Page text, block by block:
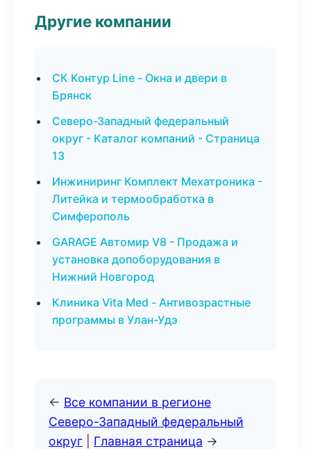
Другие компании
СК Контур Line - Окна и двери в
Брянск
Северо-Западный федеральный
округ - Каталог компаний - Страница
13
Инжиниринг Комплект Мехатроника -
Литейка и термообработка в
Симферополь
GARAGE Автомир V8 - Продажа и
установка допоборудования в
Нижний Новгород
Клиника Vita Med - Антивозрастные
программы в Улан-Удэ
← Все компании в регионе
Северо-Западный федеральный
округ
Главная страница →